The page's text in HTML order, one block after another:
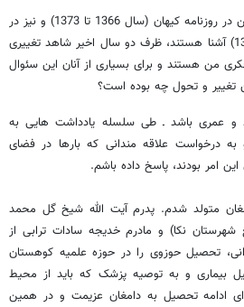
کسانی که با مقالات و مواضع من در روزنامه کیهان (سال 1366 تا 1373) و نیز در
نشریه صبح (اسفند 1373 تا 1378) آشنا هستند، ظرف دو سال اخیر شاهد تغییری
من هستند و برای بسیاری از آنان این سئوال
و تحول چه بوده است؟
و عمری باشد ـ طی سلسله یادداشت هایی به
به درخواست علاقه مندانی که بارها در فضای
امر بودند، پاسخ داده باشم.
دامغان متولد شدم. پدرم آیت الله شیخ گل محمد
شهرستان نکا) و مادرم خدیجه سادات ترابی از
تحصیل حوزوی را در حوزه علمیه کوهستان
بیماری و به توصیه پزشک که باید از محیط
ادامه تحصیل به دامغان عزیمت و در همین